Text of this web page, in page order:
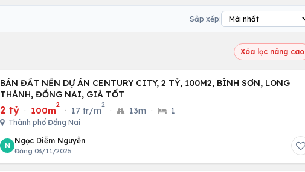
Sắp xếp:
Xóa lọc nâng cao
BÁN ĐẤT NỀN DỰ ÁN CENTURY CITY, 2 TỶ, 100M2, BÌNH SƠN, LONG
THÀNH, ĐỒNG NAI, GIÁ TỐT
2 tỷ · 100m
2
· 17 tr/m
2
· 13m · 1
Thành phố Đồng Nai
N
Ngọc Diễm Nguyễn
Đăng 03/11/2025